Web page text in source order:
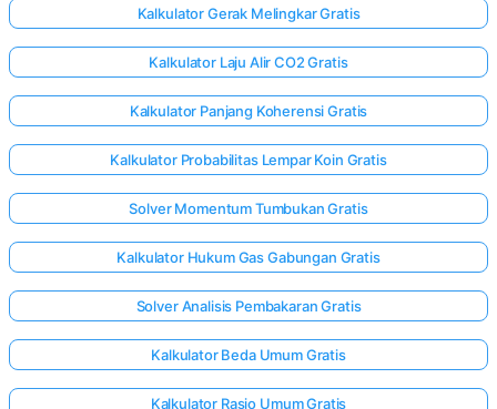
Kalkulator Gerak Melingkar Gratis
Kalkulator Laju Alir CO2 Gratis
Kalkulator Panjang Koherensi Gratis
Kalkulator Probabilitas Lempar Koin Gratis
Solver Momentum Tumbukan Gratis
Kalkulator Hukum Gas Gabungan Gratis
Solver Analisis Pembakaran Gratis
Kalkulator Beda Umum Gratis
Kalkulator Rasio Umum Gratis